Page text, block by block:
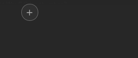
til dato med oprørske legender fra Attitude